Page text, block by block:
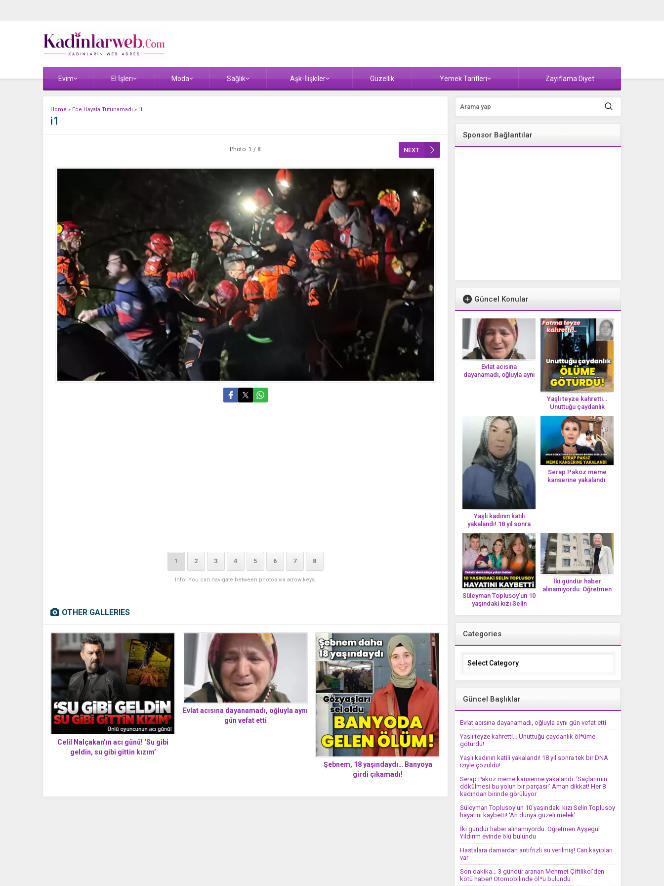
Evim El İşleri Moda Sağlık Aşk-İlişkiler Güzellik Yemek Tarifleri Zayıflama Diyet
Home » Ece Hayata Tutunamadı » i1
i1
Photo: 1 / 8 NEXT
1 2 3 4 5 6 7 8
Info: You can navigate between photos via arrow keys.
OTHER GALLERIES
Celil Nalçakan’ın acı günü! ‘Su gibi
geldin, su gibi gittin kızım’
Evlat acısına dayanamadı, oğluyla aynı
gün vefat etti
Şebnem, 18 yaşındaydı… Banyoya
girdi çıkamadı!
Sponsor Bağlantılar
Güncel Konular
Evlat acısına
dayanamadı, oğluyla aynı
Yaşlı teyze kahretti…
Unuttuğu çaydanlık
öl*üme götürdü!
Yaşlı kadının katili
yakalandı! 18 yıl sonra
tek bir DNA iziyle
çözüldü!
Serap Paköz meme
kanserine yakalandı:
Süleyman Toplusoy’un 10
yaşındaki kızı Selin
İki gündür haber
alınamıyordu: Öğretmen
Categories
Categories
Güncel Başlıklar
Evlat acısına dayanamadı, oğluyla aynı gün vefat etti
Yaşlı teyze kahretti… Unuttuğu çaydanlık öl*üme
götürdü!
Yaşlı kadının katili yakalandı! 18 yıl sonra tek bir DNA
iziyle çözüldü!
Serap Paköz meme kanserine yakalandı: ‘Saçlarımın
dökülmesi bu yolun bir parçası!’ Aman dikkat! Her 8
kadından birinde görülüyor
Süleyman Toplusoy’un 10 yaşındaki kızı Selin Toplusoy
hayatını kaybetti! ‘Ah dünya güzeli melek’
İki gündür haber alınamıyordu: Öğretmen Ayşegül
Yıldırım evinde ölü bulundu
Hastalara damardan antifrizli su verilmiş! Can kayıpları
var
Son dakika… 3 gündür aranan Mehmet Çiftlikci’den
kötü haber! Otomobilinde öl*ü bulundu